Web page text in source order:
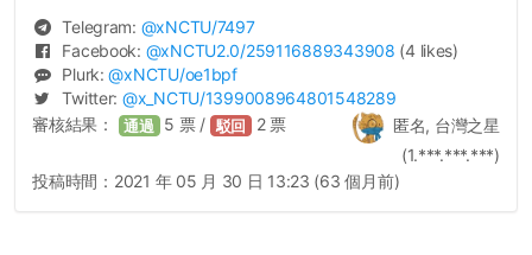
Telegram: @xNCTU/7497
Facebook: @xNCTU2.0/259116889343908 (4 likes)
Plurk:@xNCTU/oe1bpf
Twitter: @x_NCTU/1399008964801548289
匿名, 台灣之星
(1.***.***.***)
審核結果： 通過 5 票 / 駁回 2票
投稿時間： 2021 年 05 月 30 日 13:23 (63 個月前)